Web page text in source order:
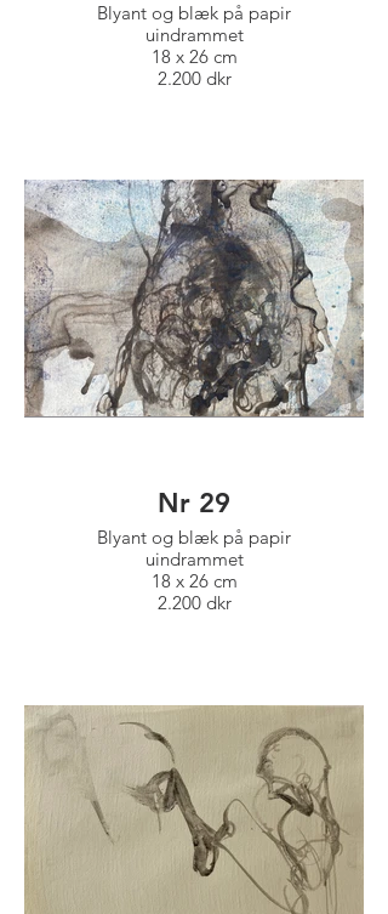
Blyant og blæk på papir
uindrammet
18 x 26 cm
2.200 dkr
Nr 29
Blyant og blæk på papir
uindrammet
18 x 26 cm
2.200 dkr